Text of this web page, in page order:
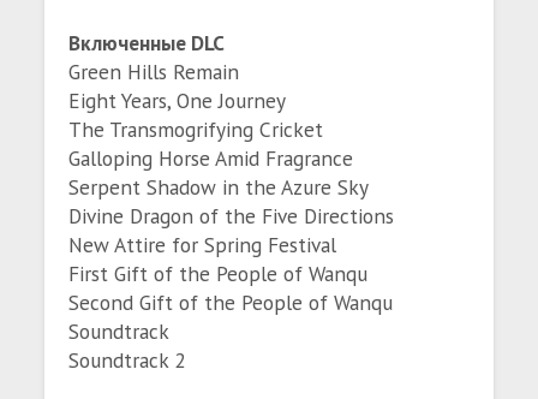
Включенные DLC
Green Hills Remain
Eight Years, One Journey
The Transmogrifying Cricket
Galloping Horse Amid Fragrance
Serpent Shadow in the Azure Sky
Divine Dragon of the Five Directions
New Attire for Spring Festival
First Gift of the People of Wanqu
Second Gift of the People of Wanqu
Soundtrack
Soundtrack 2